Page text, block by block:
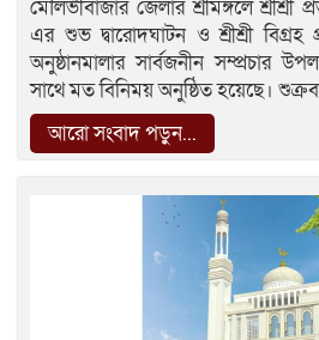
মৌলভীবাজার জেলার শ্রীমঙ্গলে
এর শুভ দ্বারোদঘাটন ও শ্রীশ্রী বিগ্রহ
অনুষ্ঠানমালার সার্বজনীন সম্প্রচার
সাথে মত বিনিময় অনুষ্ঠিত হয়েছে।
আরো সংবাদ পড়ুন...